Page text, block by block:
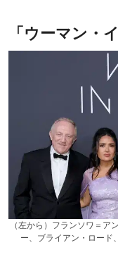
「ウーマン・
（左から）フランソワ＝ア
ー、ブライアン・ロード